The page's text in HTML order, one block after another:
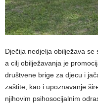
Dječija nedjelja obilježava se
а cilj obilježavanja је
društvene brige za djecu i
zaštite, kao i upoznavanje
njihovim psihosocijalnim